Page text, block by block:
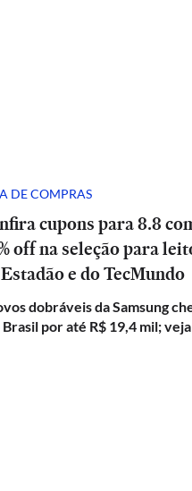
DE COMPRAS
cupons para 8.8
off na seleção para
e do TecMundo
dobráveis da Samsung
Brasil por até R$ 19,4 mil; veja